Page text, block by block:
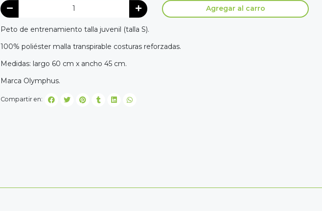
Agregar al carro
Peto de entrenamiento talla juvenil (talla S).
100% poliéster malla transpirable costuras reforzadas.
Medidas: largo 60 cm x ancho 45 cm.
Marca Olymphus.
Compartir en: